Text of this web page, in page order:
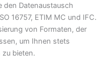
den Datenaustausch
16757, ETIM MC und IFC.
von Formaten, der
um Ihnen stets
bieten.